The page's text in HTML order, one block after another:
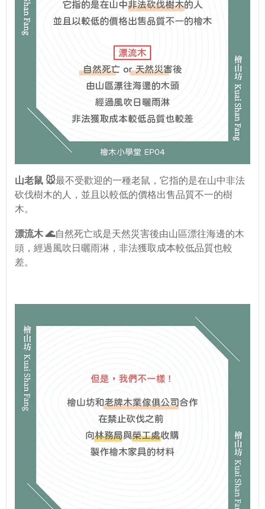
山老鼠 🐭最不受歡迎的一種老鼠，它指的是在山中非法
砍伐樹木的人，並且以較低的價格出售品質不一的樹
木。
漂流木 🌊自然死亡或是天然災害後由山區漂往海邊的木
頭，經過風吹日曬雨淋，非法獲取成本較低品質也較
差。